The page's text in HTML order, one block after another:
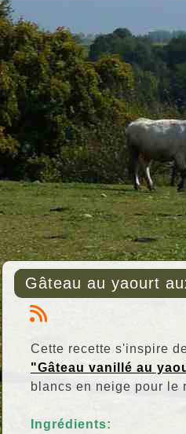
Gâteau au yaourt
Cette recette s'inspire
"Gâteau vanillé au
blancs en neige pour le
Ingrédients: